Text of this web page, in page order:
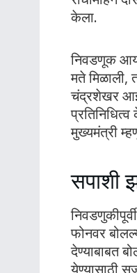
केला.
निवडणूक
मते मिळाली,
चंद्रशेखर
मुख्यमंत्री
सपाशी
फोनवर
देण्याबाबत
येण्यासाठी